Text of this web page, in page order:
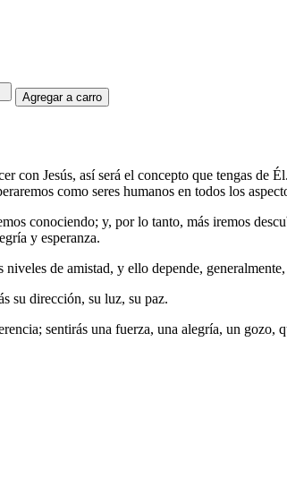
con Jesús, así será el concepto que tengas de
como seres humanos en todos los
conociendo; y, por lo tanto, más iremos
y esperanza.
de amistad, y ello depende,
su dirección, su luz, su paz.
sentirás una fuerza, una alegría, un gozo,